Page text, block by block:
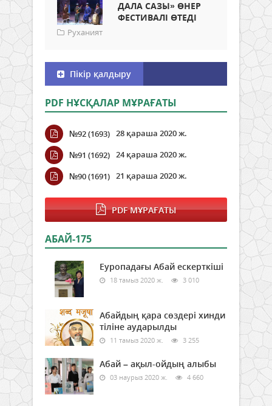
ДАЛА САЗЫ» ӨНЕР
ФЕСТИВАЛІ ӨТЕДІ
Руханият
Пікір қалдыру
PDF НҰСҚАЛАР МҰРАҒАТЫ
№92 (1693) 28 қараша 2020 ж.
№91 (1692) 24 қараша 2020 ж.
№90 (1691) 21 қараша 2020 ж.
PDF МҰРАҒАТЫ
АБАЙ-175
Еуропадағы Абай ескерткіші
18 тамыз 2020 ж. 3 010
Абайдың қара сөздері хинди
тіліне аударылды
11 тамыз 2020 ж. 3 255
Абай – ақыл-ойдың алыбы
03 наурыз 2020 ж. 4 660